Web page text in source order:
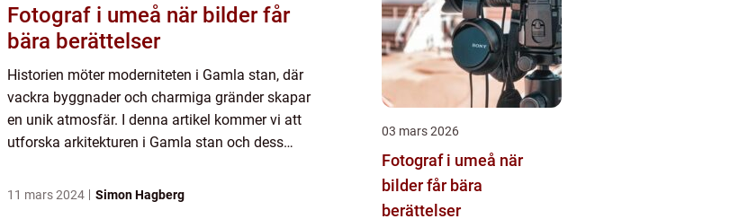
Fotograf i umeå när bilder får
bära berättelser
Historien möter moderniteten i Gamla stan, där
vackra byggnader och charmiga gränder skapar
en unik atmosfär. I denna artikel kommer vi att
utforska arkitekturen i Gamla stan och dess
En övergripan...
11 mars 2024 Simon Hagberg
03 mars 2026
Fotograf i umeå när
bilder får bära
berättelser